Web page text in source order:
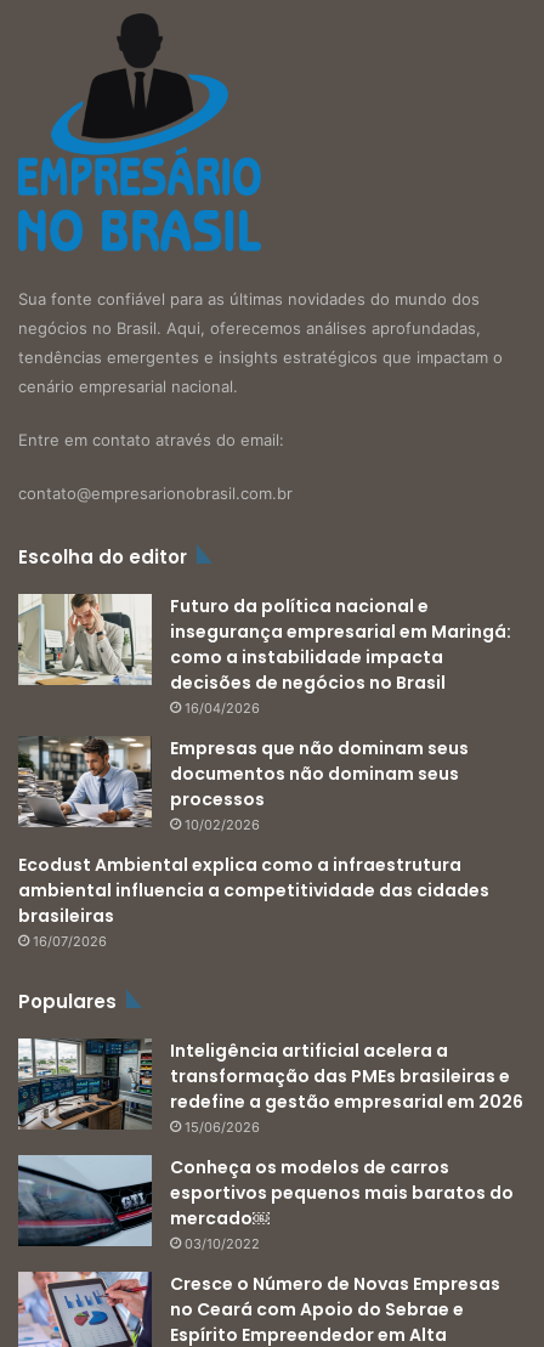
Sua fonte confiável para as últimas novidades do mundo dos
negócios no Brasil. Aqui, oferecemos análises aprofundadas,
tendências emergentes e insights estratégicos que impactam o
cenário empresarial nacional.
Entre em contato através do email:
contato@empresarionobrasil.com.br
Escolha do editor
Futuro da política nacional e
insegurança empresarial em Maringá:
como a instabilidade impacta
decisões de negócios no Brasil
16/04/2026
Empresas que não dominam seus
documentos não dominam seus
processos
10/02/2026
Ecodust Ambiental explica como a infraestrutura
ambiental influencia a competitividade das cidades
brasileiras
16/07/2026
Populares
Inteligência artificial acelera a
transformação das PMEs brasileiras e
redefine a gestão empresarial em 2026
15/06/2026
Conheça os modelos de carros
esportivos pequenos mais baratos do
mercado￼
03/10/2022
Cresce o Número de Novas Empresas
no Ceará com Apoio do Sebrae e
Espírito Empreendedor em Alta